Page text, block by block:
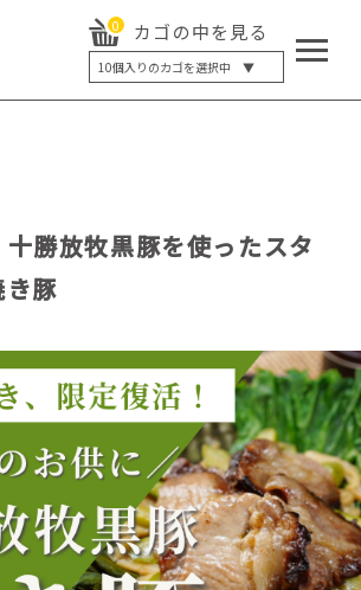
0 カゴの中を見る
10個入りのカゴを選択中 ▼
5個入り
十勝放牧黒豚を使ったスタ
き豚